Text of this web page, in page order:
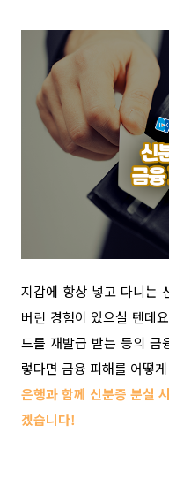
지갑에 항상 넣고 다니는
버린 경험이 있으실 텐데
드를 재발급 받는 등의 금
렇다면 금융 피해를 어떻
은행과 함께 신분증 분실
겠습니다!